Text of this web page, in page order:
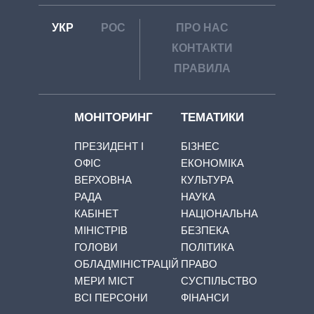
УКР РОС
ПРО НАС
КОНТАКТИ
ПРАВИЛА
МОНІТОРИНГ
ПРЕЗИДЕНТ І
ОФІС
ВЕРХОВНА
РАДА
КАБІНЕТ
МІНІСТРІВ
ГОЛОВИ
ОБЛАДМІНІСТРАЦІЙ
МЕРИ МІСТ
ВСІ ПЕРСОНИ
ТЕМАТИКИ
БІЗНЕС
ЕКОНОМІКА
КУЛЬТУРА
НАУКА
НАЦІОНАЛЬНА
БЕЗПЕКА
ПОЛІТИКА
ПРАВО
СУСПІЛЬСТВО
ФІНАНСИ